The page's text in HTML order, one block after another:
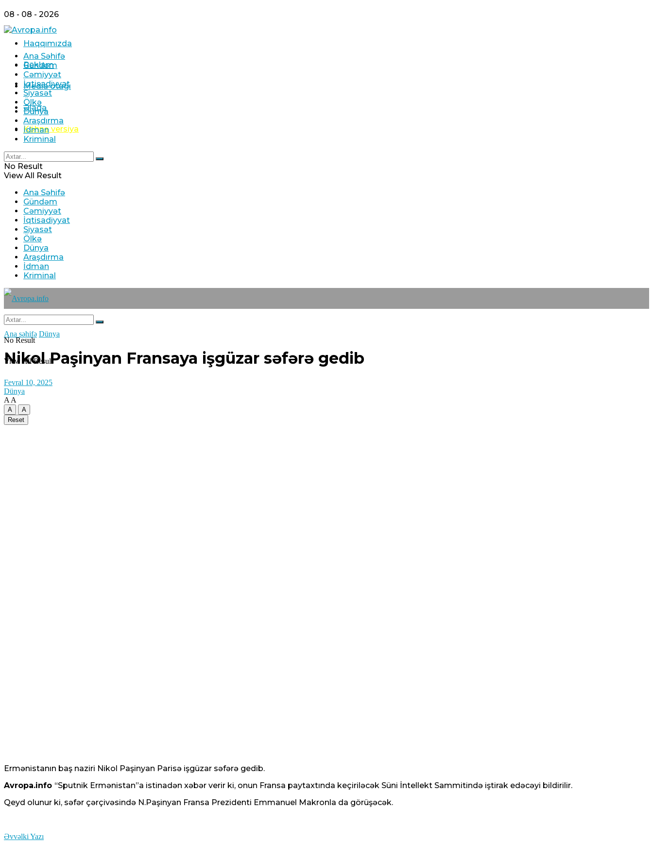
08 - 08 - 2026
Haqqımızda
Reklam
Media otağı
Əlaqə
Köhnə versiya
Ana Səhifə
Gündəm
Cəmiyyət
İqtisadiyyat
Siyasət
Ölkə
Dünya
Araşdırma
İdman
Kriminal
No Result
View All Result
Ana Səhifə
Gündəm
Cəmiyyət
İqtisadiyyat
Siyasət
Ölkə
Dünya
Araşdırma
İdman
Kriminal
No Result
View All Result
Ana səhifə Dünya
Nikol Paşinyan Fransaya işgüzar səfərə gedib
Fevral 10, 2025
Dünya
A A
A
A
Reset
Ermənistanın baş naziri Nikol Paşinyan Parisə işgüzar səfərə gedib.
Avropa.info “Sputnik Ermənistan”a istinadən xəbər verir ki, onun Fransa paytaxtında keçiriləcək Süni İntellekt Sammitində iştirak edəcəyi bildirilir.
Qeyd olunur ki, səfər çərçivəsində N.Paşinyan Fransa Prezidenti Emmanuel Makronla da görüşəcək.
Əvvəlki Yazı